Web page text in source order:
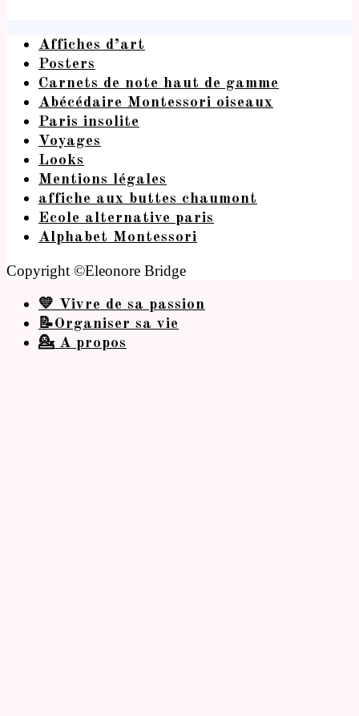
Affiches d’art
Posters
Carnets de note haut de gamme
Abécédaire Montessori oiseaux
Paris insolite
Voyages
Looks
Mentions légales
affiche aux buttes chaumont
Ecole alternative paris
Alphabet Montessori
Copyright ©Eleonore Bridge
💛 Vivre de sa passion
📝Organiser sa vie
💁 A propos